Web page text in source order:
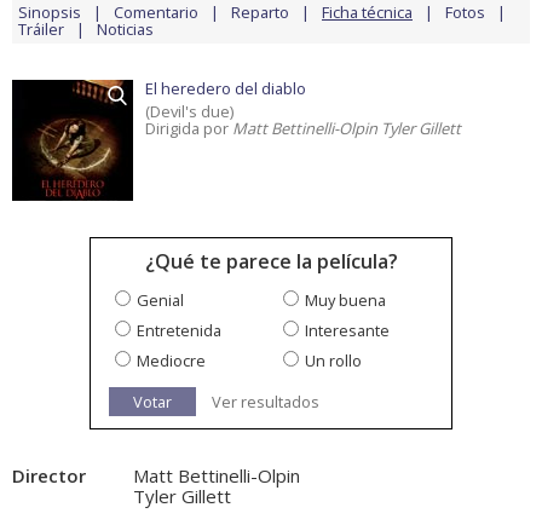
Sinopsis Comentario Reparto Ficha técnica Fotos
Tráiler Noticias
El heredero del diablo
(Devil's due)
Dirigida por Matt Bettinelli-Olpin Tyler Gillett
¿Qué te parece la película?
Genial
Muy buena
Entretenida
Interesante
Mediocre
Un rollo
Votar
Ver resultados
Director
Matt Bettinelli-Olpin
Tyler Gillett